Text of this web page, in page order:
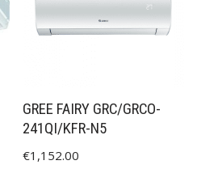
GREE FAIRY GRC/GRCO-
241QI/KFR-N5
€1,152.00